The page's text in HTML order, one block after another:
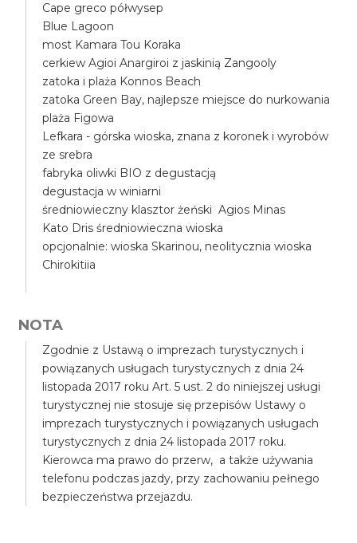
Cape greco półwysep
Blue Lagoon
most Kamara Tou Koraka
cerkiew Agioi Anargiroi z jaskinią Zangooly
zatoka i plaża Konnos Beach
zatoka Green Bay, najlepsze miejsce do nurkowania
plaża Figowa
Lefkara - górska wioska, znana z koronek i wyrobów
ze srebra
fabryka oliwki BIO z degustacją
degustacja w winiarni
średniowieczny klasztor żeński Agios Minas
Kato Dris średniowieczna wioska
opcjonalnie: wioska Skarinou, neolitycznia wioska
Chirokitiia
NOTA
Zgodnie z Ustawą o imprezach turystycznych i
powiązanych usługach turystycznych z dnia 24
listopada 2017 roku Art. 5 ust. 2 do niniejszej usługi
turystycznej nie stosuje się przepisów Ustawy o
imprezach turystycznych i powiązanych usługach
turystycznych z dnia 24 listopada 2017 roku.
Kierowca ma prawo do przerw, a także używania
telefonu podczas jazdy, przy zachowaniu pełnego
bezpieczeństwa przejazdu.